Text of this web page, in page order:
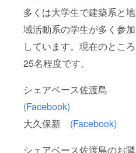
多くは大学生で建築系と地
域活動系の学生が多く参加
しています。現在のところ
25名程度です。
シェアベース佐渡島
(Facebook)
大久保新 (Facebook)
シェアベース佐渡島のお隣